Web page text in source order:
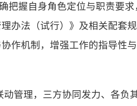
把握自身角色定位与职责要求
办法（试行）》及相关配套
作机制，增强工作的指导性
动管理，三方协同发力、各负其